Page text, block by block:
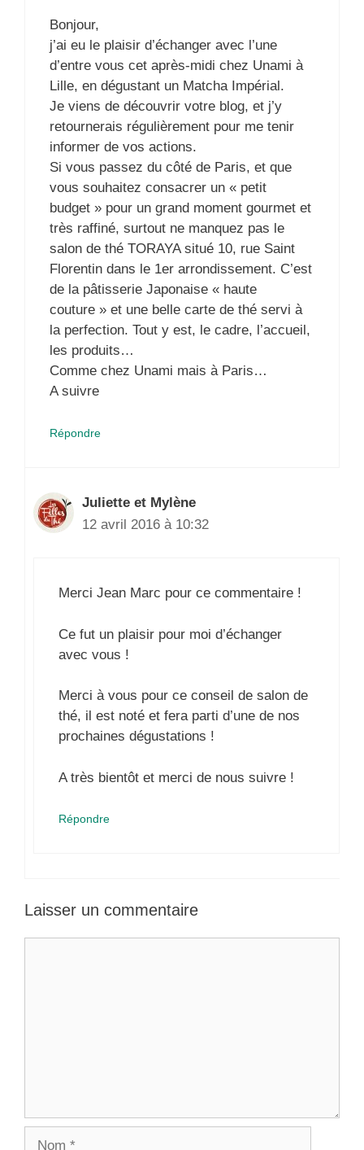
Bonjour,
j’ai eu le plaisir d’échanger avec l’une
d’entre vous cet après-midi chez Unami à
Lille, en dégustant un Matcha Impérial.
Je viens de découvrir votre blog, et j’y
retournerais régulièrement pour me tenir
informer de vos actions.
Si vous passez du côté de Paris, et que
vous souhaitez consacrer un « petit
budget » pour un grand moment gourmet et
très raffiné, surtout ne manquez pas le
salon de thé TORAYA situé 10, rue Saint
Florentin dans le 1er arrondissement. C’est
de la pâtisserie Japonaise « haute
couture » et une belle carte de thé servi à
la perfection. Tout y est, le cadre, l’accueil,
les produits…
Comme chez Unami mais à Paris…
A suivre
Répondre
Juliette et Mylène
12 avril 2016 à 10:32
Merci Jean Marc pour ce commentaire !
Ce fut un plaisir pour moi d’échanger
avec vous !
Merci à vous pour ce conseil de salon de
thé, il est noté et fera parti d’une de nos
prochaines dégustations !
A très bientôt et merci de nous suivre !
Répondre
Laisser un commentaire